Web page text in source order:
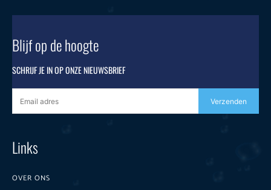
Blijf op de hoogte
SCHRIJF JE IN OP ONZE NIEUWSBRIEF
Verzenden
Links
OVER ONS